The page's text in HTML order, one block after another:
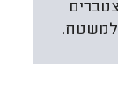
למשטח.